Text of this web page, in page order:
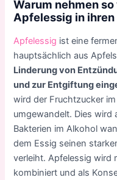
Warum nehmen
Apfelessig in
Apfelessig ist eine
hauptsächlich aus
Linderung von
und zur Entgiftung
wird der Fruchtzucker
umgewandelt. Dies wird
Bakterien im Alkohol
dem Essig seinen
verleiht. Apfelessig wird
kombiniert und als